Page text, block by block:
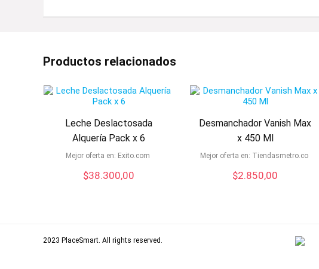
Productos relacionados
Leche Deslactosada
Alquería Pack x 6
Mejor oferta en: exito.com
$38.300,00
Desmanchador Vanish Max
x 450 Ml
Mejor oferta en: tiendasmetro.co
$2.850,00
2023 PlaceSmart. All rights reserved.